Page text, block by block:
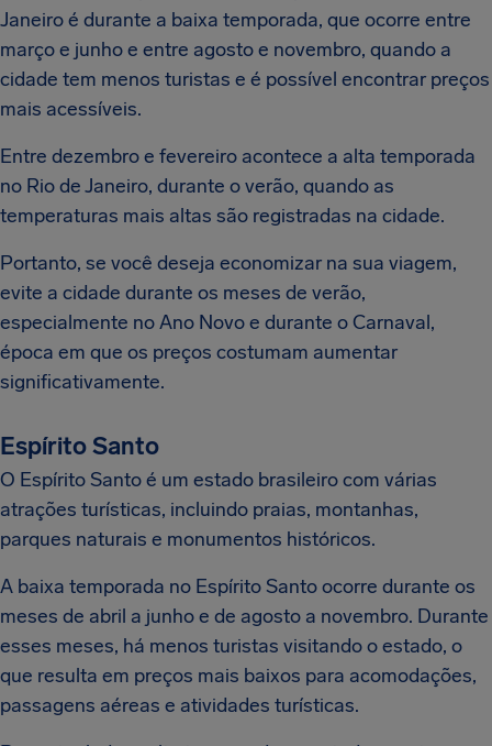
Janeiro é durante a baixa temporada, que ocorre entre
março e junho e entre agosto e novembro, quando a
cidade tem menos turistas e é possível encontrar preços
mais acessíveis.
Entre dezembro e fevereiro acontece a alta temporada
no Rio de Janeiro, durante o verão, quando as
temperaturas mais altas são registradas na cidade.
Portanto, se você deseja economizar na sua viagem,
evite a cidade durante os meses de verão,
especialmente no Ano Novo e durante o Carnaval,
época em que os preços costumam aumentar
significativamente.
Espírito Santo
O Espírito Santo é um estado brasileiro com várias
atrações turísticas, incluindo praias, montanhas,
parques naturais e monumentos históricos.
A baixa temporada no Espírito Santo ocorre durante os
meses de abril a junho e de agosto a novembro. Durante
esses meses, há menos turistas visitando o estado, o
que resulta em preços mais baixos para acomodações,
passagens aéreas e atividades turísticas.